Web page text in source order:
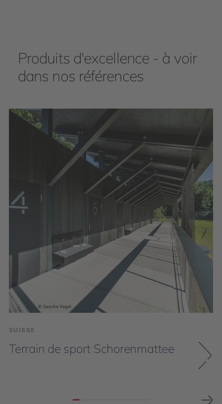
Produits d'excellence - à voir
dans nos références
SUISSE
Terrain de sport Schorenmattee